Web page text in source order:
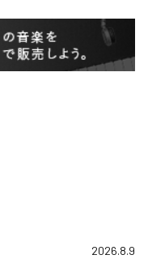
2026.8.9